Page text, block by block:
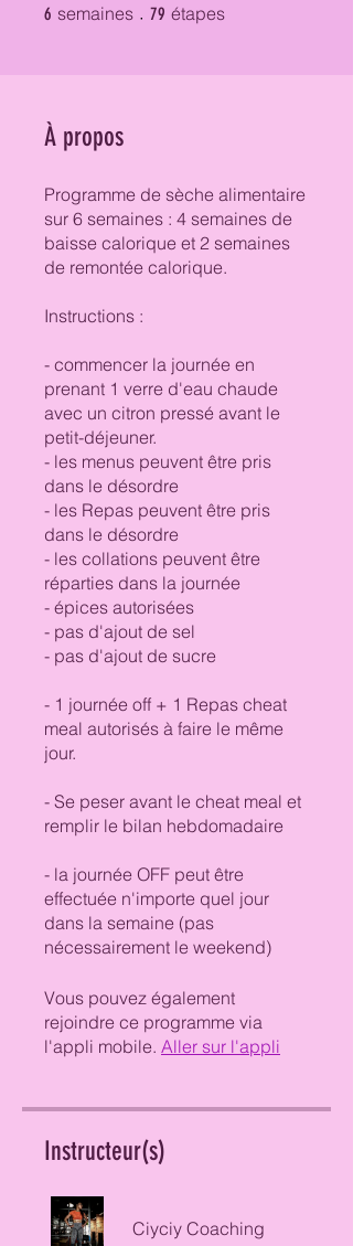
6 semaines 6 semaines
79 étapes
À propos
Programme de sèche alimentaire
sur 6 semaines : 4 semaines de
baisse calorique et 2 semaines
de remontée calorique.
Instructions :
- commencer la journée en
prenant 1 verre d'eau chaude
avec un citron pressé avant le
petit-déjeuner.
- les menus peuvent être pris
dans le désordre
- les Repas peuvent être pris
dans le désordre
- les collations peuvent être
réparties dans la journée
- épices autorisées
- pas d'ajout de sel
- pas d'ajout de sucre
- 1 journée off + 1 Repas cheat
meal autorisés à faire le même
jour.
- Se peser avant le cheat meal et
remplir le bilan hebdomadaire
- la journée OFF peut être
effectuée n'importe quel jour
dans la semaine (pas
Vous pouvez également
rejoindre ce programme via
l'appli mobile. Aller sur l'appli
Instructeur(s)
Ciyciy Coaching